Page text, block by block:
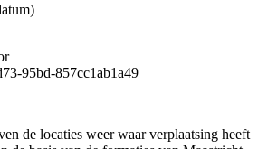
95bd-857cc1ab1a49
de locaties weer waar verplaatsing heeft